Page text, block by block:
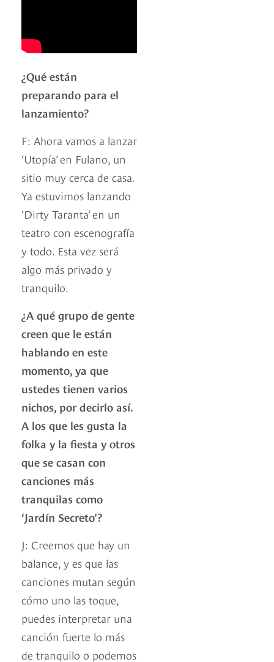
¿Qué están
preparando para el
lanzamiento?
F: Ahora vamos a lanzar
‘Utopía’ en Fulano, un
sitio muy cerca de casa.
Ya estuvimos lanzando
‘Dirty Taranta’ en un
teatro con escenografía
y todo. Esta vez será
algo más privado y
tranquilo.
¿A qué grupo de gente
creen que le están
hablando en este
momento, ya que
ustedes tienen varios
nichos, por decirlo así.
A los que les gusta la
folka y la fiesta y otros
que se casan con
canciones más
tranquilas como
‘Jardín Secreto’?
J: Creemos que hay un
balance, y es que las
canciones mutan según
cómo uno las toque,
puedes interpretar una
canción fuerte lo más
de tranquilo o podemos